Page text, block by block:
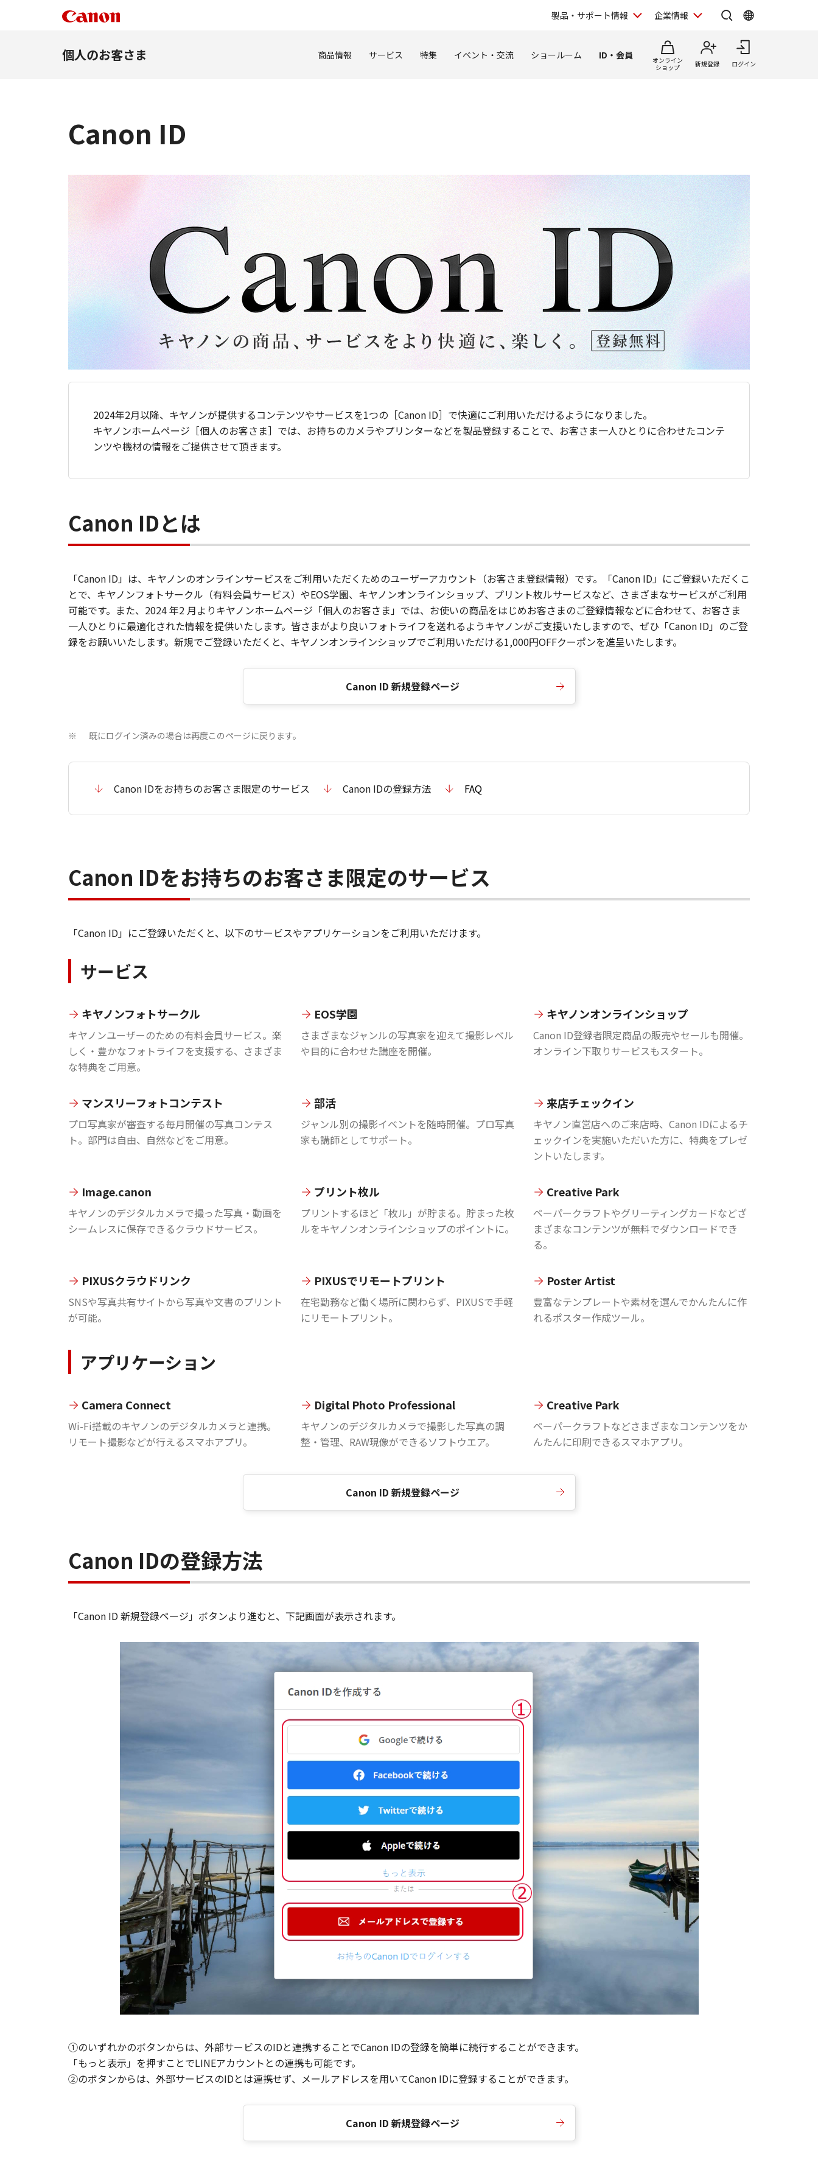
製品・サポート情報 企業情報
個人のお客さま 商品情報 サービス 特集 イベント・交流 ショールーム ID・会員
オンライン
ショップ
新規登録 ログイン
Canon ID
2024年2月以降、キヤノンが提供するコンテンツやサービスを1つの［Canon ID］で快適にご利用いただけるようになりました。
キヤノンホームページ［個人のお客さま］では、お持ちのカメラやプリンターなどを製品登録することで、お客さま一人ひとりに合わせたコンテ
ンツや機材の情報をご提供させて頂きます。
Canon IDとは
「Canon ID」は、キヤノンのオンラインサービスをご利用いただくためのユーザーアカウント（お客さま登録情報）です。「Canon ID」にご登録いただくこ
とで、キヤノンフォトサークル（有料会員サービス）やEOS学園、キヤノンオンラインショップ、プリント枚ルサービスなど、さまざまなサービスがご利用
可能です。また、2024 年2 月よりキヤノンホームページ「個人のお客さま」では、お使いの商品をはじめお客さまのご登録情報などに合わせて、お客さま
一人ひとりに最適化された情報を提供いたします。皆さまがより良いフォトライフを送れるようキヤノンがご支援いたしますので、ぜひ「Canon ID」のご登
録をお願いいたします。新規でご登録いただくと、キヤノンオンラインショップでご利用いただける1,000円OFFクーポンを進呈いたします。
Canon ID 新規登録ページ
※ 既にログイン済みの場合は再度このページに戻ります。
Canon IDをお持ちのお客さま限定のサービス Canon IDの登録方法 FAQ
Canon IDをお持ちのお客さま限定のサービス
「Canon ID」にご登録いただくと、以下のサービスやアプリケーションをご利用いただけます。
サービス
キヤノンフォトサークル
キヤノンユーザーのための有料会員サービス。楽
しく・豊かなフォトライフを支援する、さまざま
な特典をご用意。
EOS学園
さまざまなジャンルの写真家を迎えて撮影レベル
や目的に合わせた講座を開催。
キヤノンオンラインショップ
Canon ID登録者限定商品の販売やセールも開催。
オンライン下取りサービスもスタート。
マンスリーフォトコンテスト
プロ写真家が審査する毎月開催の写真コンテス
ト。部門は自由、自然などをご用意。
部活
ジャンル別の撮影イベントを随時開催。プロ写真
家も講師としてサポート。
来店チェックイン
キヤノン直営店へのご来店時、Canon IDによるチ
ェックインを実施いただいた方に、特典をプレゼ
ントいたします。
Image.canon
キヤノンのデジタルカメラで撮った写真・動画を
シームレスに保存できるクラウドサービス。
プリント枚ル
プリントするほど「枚ル」が貯まる。貯まった枚
ルをキヤノンオンラインショップのポイントに。
Creative Park
ペーパークラフトやグリーティングカードなどざ
まざまなコンテンツが無料でダウンロードでき
る。
PIXUSクラウドリンク
SNSや写真共有サイトから写真や文書のプリント
が可能。
PIXUSでリモートプリント
在宅勤務など働く場所に関わらず、PIXUSで手軽
にリモートプリント。
Poster Artist
豊富なテンプレートや素材を選んでかんたんに作
れるポスター作成ツール。
アプリケーション
Camera Connect
Wi-Fi搭載のキヤノンのデジタルカメラと連携。
リモート撮影などが行えるスマホアプリ。
Digital Photo Professional
キヤノンのデジタルカメラで撮影した写真の調
整・管理、RAW現像ができるソフトウエア。
Creative Park
ペーパークラフトなどさまざまなコンテンツをか
んたんに印刷できるスマホアプリ。
Canon ID 新規登録ページ
Canon IDの登録方法
「Canon ID 新規登録ページ」ボタンより進むと、下記画面が表示されます。
①のいずれかのボタンからは、外部サービスのIDと連携することでCanon IDの登録を簡単に続行することができます。
「もっと表示」を押すことでLINEアカウントとの連携も可能です。
②のボタンからは、外部サービスのIDとは連携せず、メールアドレスを用いてCanon IDに登録することができます。
Canon ID 新規登録ページ